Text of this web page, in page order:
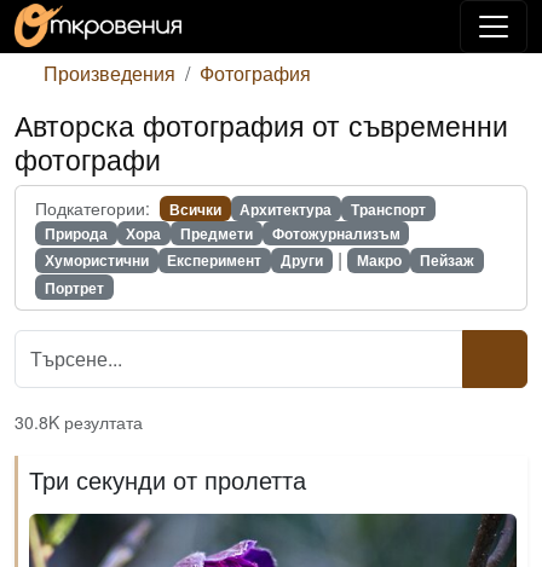
Произведения Фотография
Авторска фотография от съвременни
фотографи
Подкатегории: Всички Архитектура
Транспорт
Природа
Хора Предмети
Фотожурнализъм
Хумористични
Експеримент Други | Макро
Пейзаж
Портрет
30.8K резултата
Три секунди от пролетта